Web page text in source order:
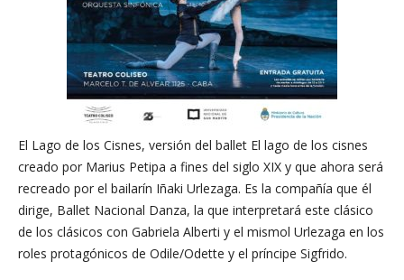
El Lago de los Cisnes, versión del ballet El lago de los cisnes
creado por Marius Petipa a fines del siglo XIX y que ahora será
recreado por el bailarín Iñaki Urlezaga. Es la compañía que él
dirige, Ballet Nacional Danza, la que interpretará este clásico
de los clásicos con Gabriela Alberti y el mismol Urlezaga en los
roles protagónicos de Odile/Odette y el príncipe Sigfrido.